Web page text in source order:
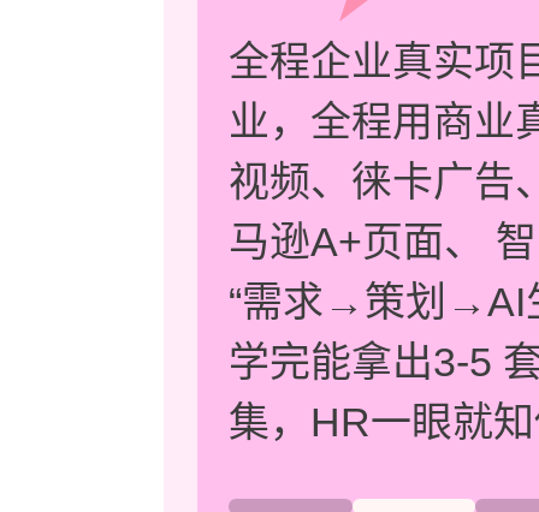
全程企业真实项
业，全程用商业
视频、徕卡广告
马逊A+页面、
“需求→策划→AI
学完能拿出3-5
集，HR一眼就